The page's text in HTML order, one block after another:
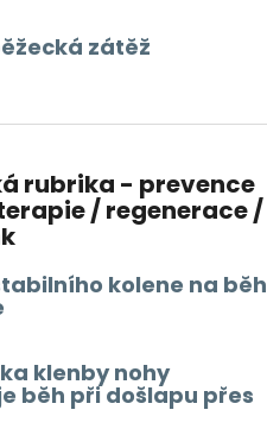
zátěž
rubrika - prevence
/ regenerace /
kolene na běh
klenby nohy
běh při došlapu přes